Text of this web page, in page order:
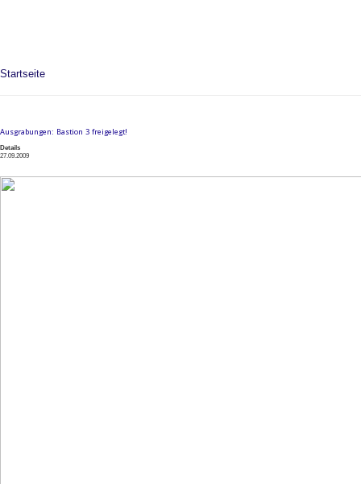
Startseite
Ausgrabungen: Bastion 3 freigelegt!
Details
27.09.2009